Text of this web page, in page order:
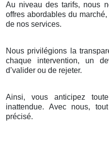
Au niveau des tarifs, nous
offres abordables du
de nos services.
Nous privilégions la
chaque intervention, un
d’valider ou de rejeter.
Ainsi, vous anticipez
inattendue. Avec nous,
précisé.